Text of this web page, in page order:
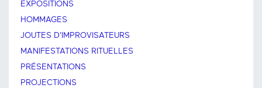
EXPOSITIONS
HOMMAGES
JOUTES D'IMPROVISATEURS
MANIFESTATIONS RITUELLES
PRÉSENTATIONS
PROJECTIONS